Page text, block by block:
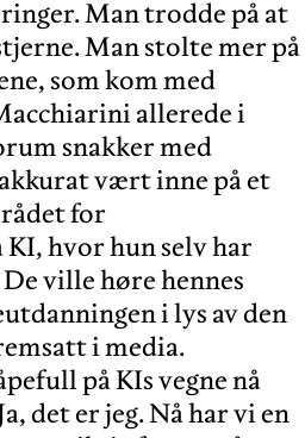
Man trodde på at
Man stolte mer på
som kom med
allerede i
snakker med
vært inne på et
for
hvor hun selv har
ville høre hennes
i lys av den
i media.
på KIs vegne nå
det er jeg. Nå har vi en